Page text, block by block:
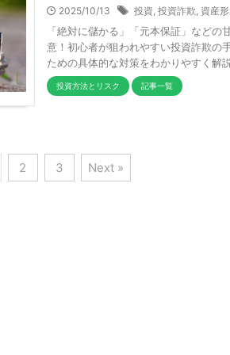
2025/10/13 投資, 投資詐欺, 資産
「絶対に儲かる」「元本保証」などの
意！初心者が狙われやすい投資詐欺の
ための具体的な対策をわかりやすく解
投資方法とリスク 記事一覧
2 3 Next »